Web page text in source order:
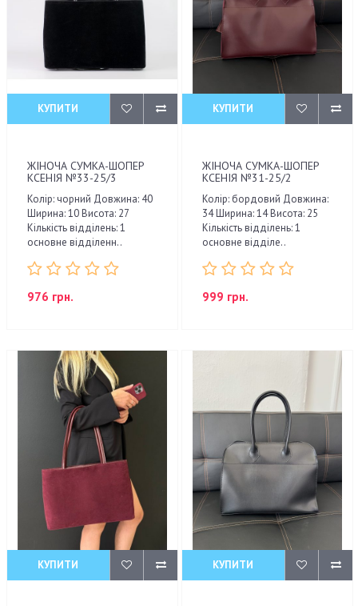
КУПИТИ
ЖІНОЧА СУМКА-ШОПЕР
КСЕНІЯ №33-25/3
Колір: чорний Довжина: 40
Ширина: 10 Висота: 27
Кількість відділень: 1
основне відділенн..
976 грн.
КУПИТИ
ЖІНОЧА СУМКА-ШОПЕР
КСЕНІЯ №31-25/2
Колір: бордовий Довжина:
34 Ширина: 14 Висота: 25
Кількість відділень: 1
основне відділе..
999 грн.
КУПИТИ КУПИТИ